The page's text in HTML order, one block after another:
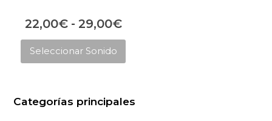
22,00€ - 29,00€Rango
de
precios:
22,00€
Seleccionar Sonido
Este
variantes.
Categorías principales